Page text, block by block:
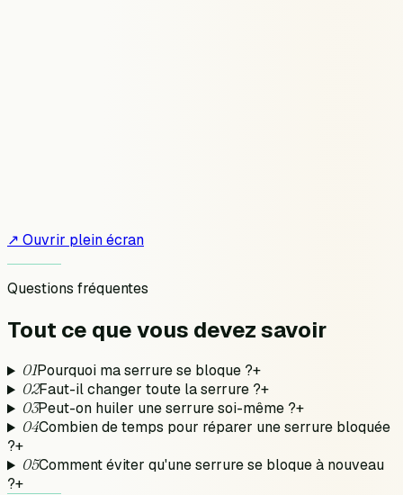
↗ Ouvrir plein écran
Questions fréquentes
Tout ce que vous devezsavoir
01Pourquoi ma serrure se bloque ?+
02Faut-il changer toute la serrure ?+
03Peut-on huiler une serrure soi-même ?+
04Combien de temps pour réparer une serrure bloquée
?+
05Comment éviter qu'une serrure se bloque à nouveau
?+